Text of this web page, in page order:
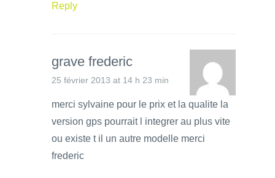
Reply
grave frederic
25 février 2013 at 14 h 23 min
merci sylvaine pour le prix et la qualite la
version gps pourrait l integrer au plus vite
ou existe t il un autre modelle merci
frederic